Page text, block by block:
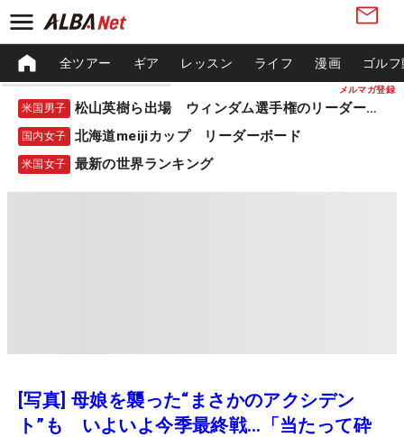
メルマガ登録
全ツアー ギア レッスン ライフ 漫画 ゴル
米国男子 松山英樹ら出場 ウィンダム選手権のリーダーボード
国内女子 北海道meijiカップ リーダーボード
米国女子 最新の世界ランキング
[写真] 母娘を襲った“まさかのアクシデン
ト”も いよいよ今季最終戦…「当たって砕